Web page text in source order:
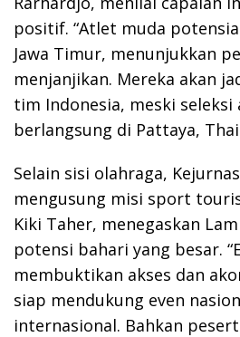
positif. “Atlet muda
Jawa Timur, menunjukkan
menjanjikan. Mereka akan
tim Indonesia, meski seleksi
berlangsung di Pattaya,
Selain sisi olahraga,
mengusung misi sport
Kiki Taher, menegaskan
potensi bahari yang besar.
membuktikan akses dan
siap mendukung even
internasional. Bahkan